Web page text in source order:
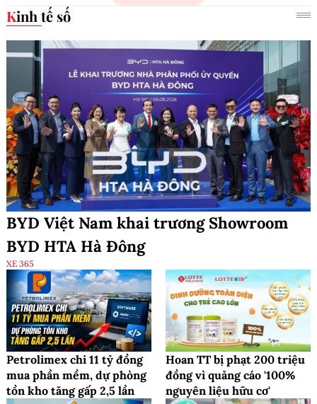
Kinh tế số
BYD Việt Nam khai trương Showroom
BYD HTA Hà Đông
XE 365
Petrolimex chi 11 tỷ đồng
mua phần mềm, dự phòng
tồn kho tăng gấp 2,5 lần
Hoan TT bị phạt 200 triệu
đồng vì quảng cáo '100%
nguyên liệu hữu cơ'